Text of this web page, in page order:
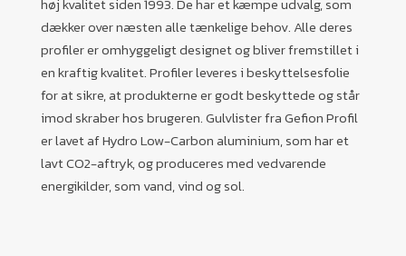
dækker over næsten alle tænkelige behov. Alle deres
profiler er omhyggeligt designet og bliver fremstillet i
en kraftig kvalitet. Profiler leveres i beskyttelsesfolie
for at sikre, at produkterne er godt beskyttede og står
imod skraber hos brugeren. Gulvlister fra Gefion Profil
er lavet af Hydro Low-Carbon aluminium, som har et
lavt CO2-aftryk, og produceres med vedvarende
energikilder, som vand, vind og sol.